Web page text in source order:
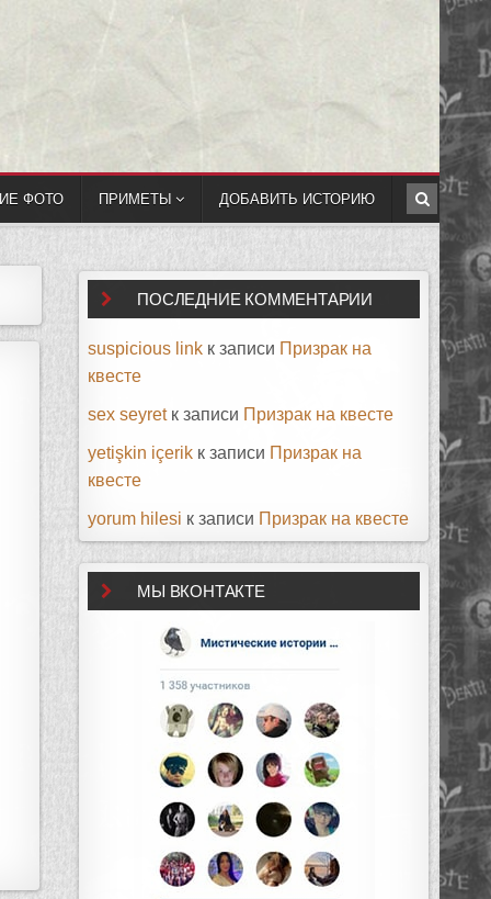
ФОТО ПРИМЕТЫ ДОБАВИТЬ ИСТОРИЮ
ПОСЛЕДНИЕ КОММЕНТАРИИ
suspicious link к записи Призрак на
квесте
sex seyretк записи Призрак на квесте
yetişkin içerik к записи Призрак на
квесте
yorum hilesi к записи Призрак на квесте
МЫ ВКОНТАКТЕ